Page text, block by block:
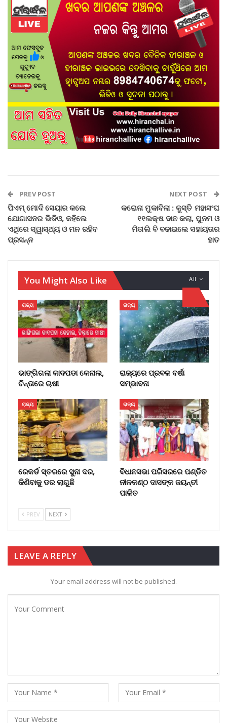
PREV POST
ପିଏମ୍ ମୋଦି ସେୟାର କଲେ
ଯୋଗାସନର ଭିଡିଓ, କହିଲେ
ଏଥିରେ ସ୍ୱାସ୍ଥ୍ୟ ଓ ମନ ରହିବ
ପ୍ରସନ୍ନ
NEXT POST
କରୋନା ମୁକାବିଲା : କୁସ୍ତି ମହାସଂଘ
୧୧ଲକ୍ଷ ଦାନ କଲା, ପୁନମ ଓ
ମିତାଲି ବି ବଢାଇଲେ ସହାୟତାର
ହାତ
All
You Might Also Like
ରାଜ୍ୟ
ଭାଙ୍ଗିଗଲା କାଦପଡା କେନାଲ,
ଚିନ୍ତାରେ ଚାଷୀ
ରାଜ୍ୟ
ରାଜ୍ୟରେ ପ୍ରବଳ ବର୍ଷା
ସମ୍ଭାବନା
ରାଜ୍ୟ
ରେକର୍ଡ ସ୍ତରରେ ସୁନା ଦର,
କିଣିବାକୁ ଡର ଲାଗୁଛି
ରାଜ୍ୟ
ବିଧାନସଭା ପରିସରରେ ପଣ୍ଡିତ
ନୀଳକଣ୍ଠ ଦାସଙ୍କ ଜୟନ୍ତୀ
ପାଳିତ
PREV NEXT
LEAVE A REPLY
Your email address will not be published.